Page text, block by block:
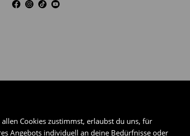
Cookies zustimmst, erlaubst du uns, für
Angebots individuell an deine Bedürfnisse oder